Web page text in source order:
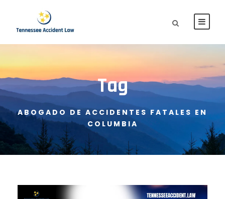
Tag
ABOGADO DE ACCIDENTES FATALES EN
COLUMBIA